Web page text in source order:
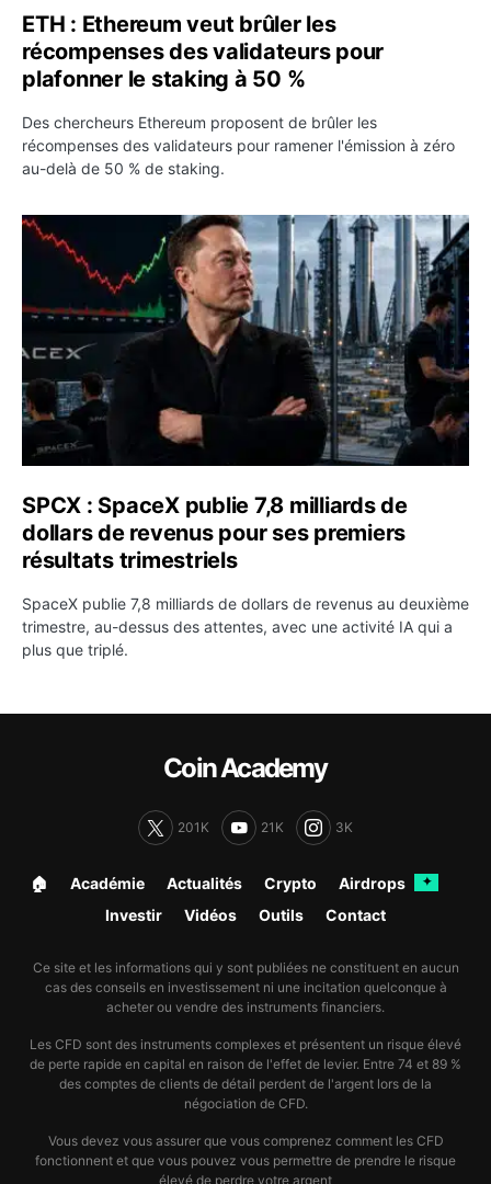
ETH : Ethereum veut brûler les
récompenses des validateurs pour
plafonner le staking à 50 %
Des chercheurs Ethereum proposent de brûler les
récompenses des validateurs pour ramener l'émission à zéro
au-delà de 50 % de staking.
SPCX : SpaceX publie 7,8 milliards de dollars de
SPCX : SpaceX publie 7,8 milliards de
dollars de revenus pour ses premiers
résultats trimestriels
SpaceX publie 7,8 milliards de dollars de revenus au deuxième
trimestre, au-dessus des attentes, avec une activité IA qui a
plus que triplé.
Coin Academy
201K 21K 3K
🏠︎ Académie Actualités Crypto Airdrops ✦
Investir Vidéos Outils Contact
Ce site et les informations qui y sont publiées ne constituent en aucun
cas des conseils en investissement ni une incitation quelconque à
acheter ou vendre des instruments financiers.
Les CFD sont des instruments complexes et présentent un risque élevé
de perte rapide en capital en raison de l'effet de levier. Entre 74 et 89 %
des comptes de clients de détail perdent de l'argent lors de la
négociation de CFD.
Vous devez vous assurer que vous comprenez comment les CFD
fonctionnent et que vous pouvez vous permettre de prendre le risque
élevé de perdre votre argent